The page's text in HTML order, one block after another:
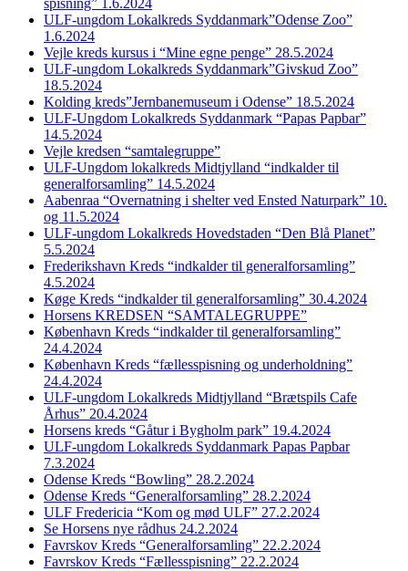
ULF-ungdom Lokalkreds Syddanmark”Odense Zoo”
1.6.2024
Vejle kreds kursus i “Mine egne penge” 28.5.2024
ULF-ungdom Lokalkreds Syddanmark”Givskud Zoo”
18.5.2024
Kolding kreds”Jernbanemuseum i Odense” 18.5.2024
ULF-Ungdom Lokalkreds Syddanmark “Papas Papbar”
14.5.2024
Vejle kredsen “samtalegruppe”
ULF-Ungdom lokalkreds Midtjylland “indkalder til
generalforsamling” 14.5.2024
Aabenraa “Overnatning i shelter ved Ensted Naturpark” 10.
og 11.5.2024
ULF-ungdom Lokalkreds Hovedstaden “Den Blå Planet”
5.5.2024
Frederikshavn Kreds “indkalder til generalforsamling”
4.5.2024
Køge Kreds “indkalder til generalforsamling” 30.4.2024
Horsens KREDSEN “SAMTALEGRUPPE”
København Kreds “indkalder til generalforsamling”
24.4.2024
København Kreds “fællesspisning og underholdning”
24.4.2024
ULF-ungdom Lokalkreds Midtjylland “Brætspils Cafe
Århus” 20.4.2024
Horsens kreds “Gåtur i Bygholm park” 19.4.2024
ULF-ungdom Lokalkreds Syddanmark Papas Papbar
7.3.2024
Odense Kreds “Bowling” 28.2.2024
Odense Kreds “Generalforsamling” 28.2.2024
ULF Fredericia “Kom og mød ULF” 27.2.2024
Se Horsens nye rådhus 24.2.2024
Favrskov Kreds “Generalforsamling” 22.2.2024
Favrskov Kreds “Fællesspisning” 22.2.2024